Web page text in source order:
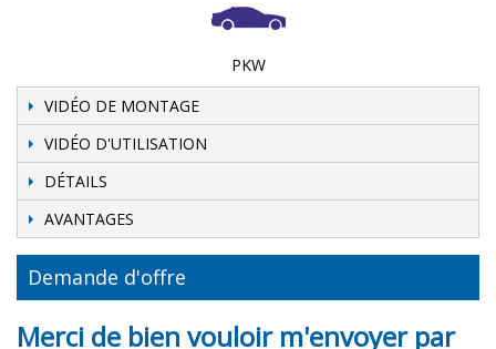
PKW
VIDÉO DE MONTAGE
VIDÉO D'UTILISATION
DÉTAILS
AVANTAGES
Demande d'offre
Merci de bien vouloir m'envoyer par